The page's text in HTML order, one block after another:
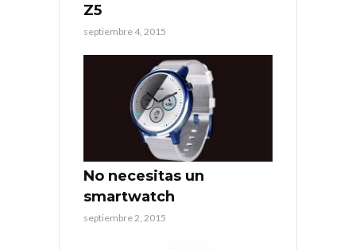
Z5
septiembre 4, 2015
No necesitas un
smartwatch
septiembre 2, 2015